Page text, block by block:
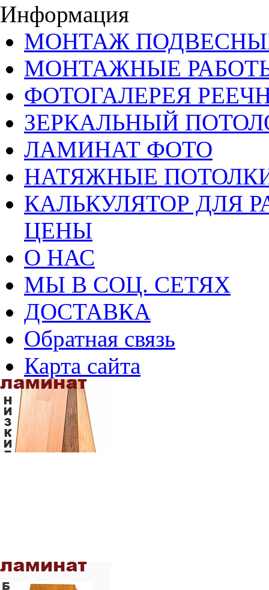
Информация
МОНТАЖ ПОДВЕСНЫХ
МОНТАЖНЫЕ
ФОТОГАЛЕРЕЯ
ЗЕРКАЛЬНЫЙ
ЛАМИНАТ ФОТО
НАТЯЖНЫЕ
КАЛЬКУЛЯТОР ДЛЯ
ЦЕНЫ
О НАС
МЫ В СОЦ. СЕТЯХ
ДОСТАВКА
Обратная связь
Карта сайта